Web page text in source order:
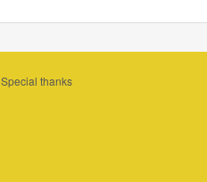
Special thanks